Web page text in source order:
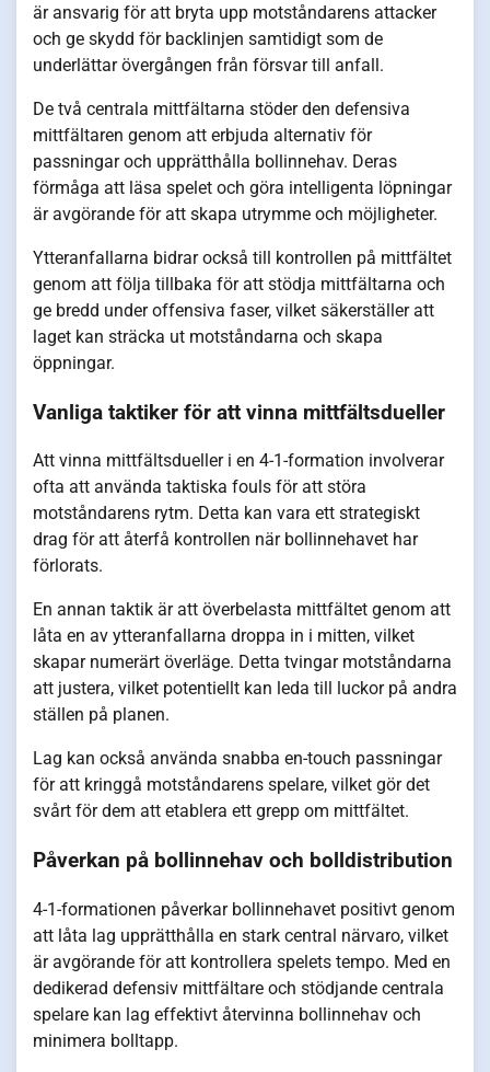
är ansvarig för att bryta upp motståndarens attacker
och ge skydd för backlinjen samtidigt som de
underlättar övergången från försvar till anfall.
De två centrala mittfältarna stöder den defensiva
mittfältaren genom att erbjuda alternativ för
passningar och upprätthålla bollinnehav. Deras
förmåga att läsa spelet och göra intelligenta löpningar
är avgörande för att skapa utrymme och möjligheter.
Ytteranfallarna bidrar också till kontrollen på mittfältet
genom att följa tillbaka för att stödja mittfältarna och
ge bredd under offensiva faser, vilket säkerställer att
laget kan sträcka ut motståndarna och skapa
öppningar.
Vanliga taktiker för att vinna mittfältsdueller
Att vinna mittfältsdueller i en 4-1-formation involverar
ofta att använda taktiska fouls för att störa
motståndarens rytm. Detta kan vara ett strategiskt
drag för att återfå kontrollen när bollinnehavet har
förlorats.
En annan taktik är att överbelasta mittfältet genom att
låta en av ytteranfallarna droppa in i mitten, vilket
skapar numerärt överläge. Detta tvingar motståndarna
att justera, vilket potentiellt kan leda till luckor på andra
ställen på planen.
Lag kan också använda snabba en-touch passningar
för att kringgå motståndarens spelare, vilket gör det
svårt för dem att etablera ett grepp om mittfältet.
Påverkan på bollinnehav och bolldistribution
4-1-formationen påverkar bollinnehavet positivt genom
att låta lag upprätthålla en stark central närvaro, vilket
är avgörande för att kontrollera spelets tempo. Med en
dedikerad defensiv mittfältare och stödjande centrala
spelare kan lag effektivt återvinna bollinnehav och
minimera bolltapp.